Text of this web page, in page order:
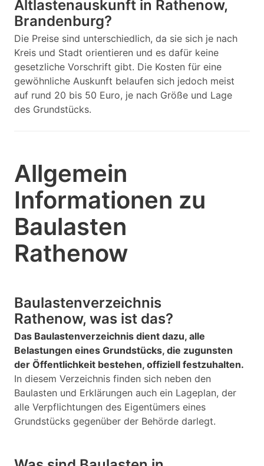
Altlastenauskunft in Rathenow,
Brandenburg?
Die Preise sind unterschiedlich, da sie sich je nach
Kreis und Stadt orientieren und es dafür keine
gesetzliche Vorschrift gibt. Die Kosten für eine
gewöhnliche Auskunft belaufen sich jedoch meist
auf rund 20 bis 50 Euro, je nach Größe und Lage
des Grundstücks.
Allgemein
Informationen zu
Baulasten
Rathenow
Baulastenverzeichnis
Rathenow, was ist das?
Das Baulastenverzeichnis dient dazu, alle
Belastungen eines Grundstücks, die zugunsten
der Öffentlichkeit bestehen, offiziell festzuhalten.
In diesem Verzeichnis finden sich neben den
Baulasten und Erklärungen auch ein Lageplan, der
alle Verpflichtungen des Eigentümers eines
Grundstücks gegenüber der Behörde darlegt.